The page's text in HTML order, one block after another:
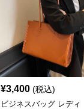
¥3,400 (税込)
ビジネスバッグ レディ